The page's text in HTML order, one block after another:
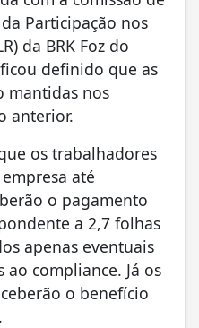
Participação nos
da BRK Foz do
definido que as
mantidas nos
anterior.
os trabalhadores
até
o pagamento
a 2,7 folhas
apenas eventuais
compliance. Já os
o benefício